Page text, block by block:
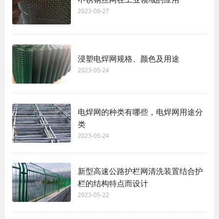
2023-09-27
浸塑电焊网规格、颜色及用途
2023-05-24
电焊网的种类有哪些，电焊网用途分
类
2023-05-24
新型高速公路护栏网清洗装置结合护
栏的结构特点而设计
2023-05-22